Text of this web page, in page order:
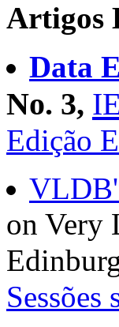
Artigos
Data
No. 3,
Edição
on Very